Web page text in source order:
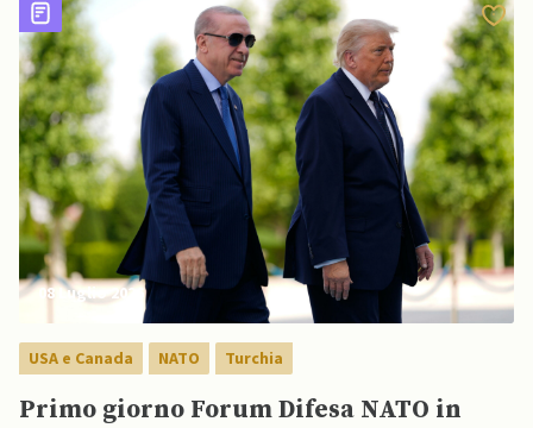
08 Luglio 2026
USA e Canada NATO Turchia
Primo giorno Forum Difesa NATO in